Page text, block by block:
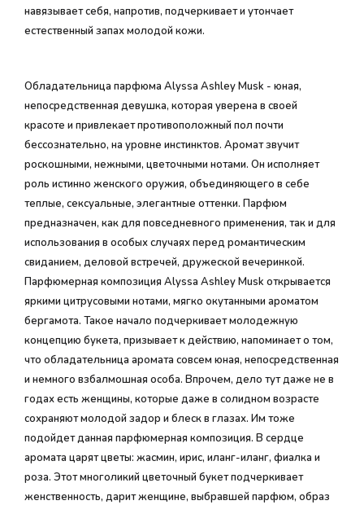
навязывает себя, напротив, подчеркивает и утончает
естественный запах молодой кожи.
Обладательница парфюма Alyssa Ashley Musk - юная,
непосредственная девушка, которая уверена в своей
красоте и привлекает противоположный пол почти
бессознательно, на уровне инстинктов. Аромат звучит
роскошными, нежными, цветочными нотами. Он исполняет
роль истинно женского оружия, объединяющего в себе
теплые, сексуальные, элегантные оттенки. Парфюм
предназначен, как для повседневного применения, так и для
использования в особых случаях перед романтическим
свиданием, деловой встречей, дружеской вечеринкой.
Парфюмерная композиция Alyssa Ashley Musk открывается
яркими цитрусовыми нотами, мягко окутанными ароматом
бергамота. Такое начало подчеркивает молодежную
концепцию букета, призывает к действию, напоминает о том,
что обладательница аромата совсем юная, непосредственная
и немного взбалмошная особа. Впрочем, дело тут даже не в
годах есть женщины, которые даже в солидном возрасте
сохраняют молодой задор и блеск в глазах. Им тоже
подойдет данная парфюмерная композиция. В сердце
аромата царят цветы: жасмин, ирис, иланг-иланг, фиалка и
роза. Этот многоликий цветочный букет подчеркивает
женственность, дарит женщине, выбравшей парфюм, образ